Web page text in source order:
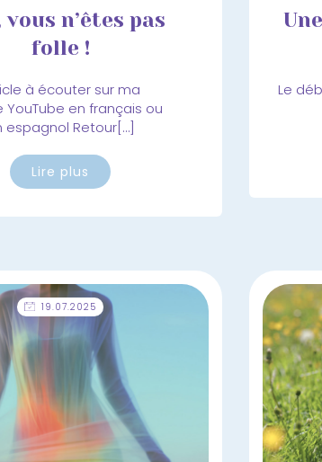
vous n’êtes pas
folle !
à écouter sur ma
YouTube en français ou
espagnol Retour[…]
Lire plus
Le
19.07.2025